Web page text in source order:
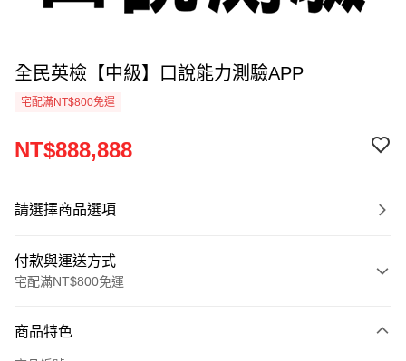
全民英檢【中級】口說能力測驗APP
宅配滿NT$800免運
NT$888,888
請選擇商品選項
付款與運送方式
宅配滿NT$800免運
信用卡一次付款
商品特色